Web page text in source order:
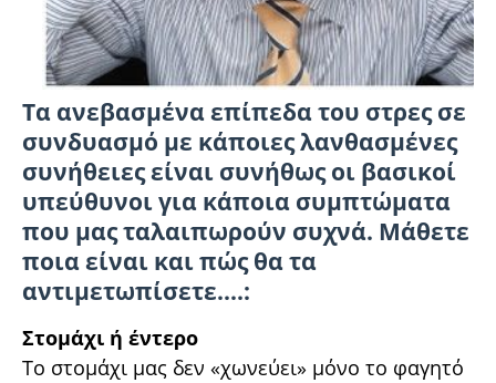
Τα ανεβασµένα επίπεδα του στρες σε
συνδυασµό µε κάποιες λανθασµένες
συνήθειες είναι συνήθως οι βασικοί
υπεύθυνοι για κάποια συµπτώµατα
που µας ταλαιπωρούν συχνά. Μάθετε
ποια είναι και πώς θα τα
αντιµετωπίσετε....:
Στομάχι ή έντερο
Το στοµάχι µας δεν «χωνεύει» µόνο το φαγητό